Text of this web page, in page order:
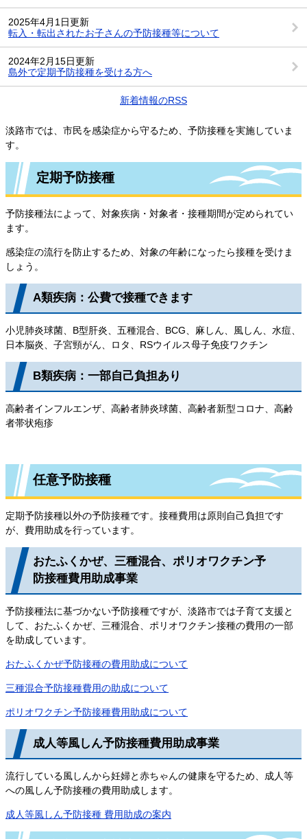
2025年4月1日更新
転入・転出されたお子さんの予防接種等について
2024年2月15日更新
島外で定期予防接種を受ける方へ
新着情報のRSS
淡路市では、市民を感染症から守るため、予防接種を実施していま
す。
定期予防接種
予防接種法によって、対象疾病・対象者・接種期間が定められてい
ます。
感染症の流行を防止するため、対象の年齢になったら接種を受けま
しょう。
A類疾病：公費で接種できます
小児肺炎球菌、B型肝炎、五種混合、BCG、麻しん、風しん、水痘、
日本脳炎、子宮頸がん、ロタ、RSウイルス母子免疫ワクチン
B類疾病：一部自己負担あり
高齢者インフルエンザ、高齢者肺炎球菌、高齢者新型コロナ、高齢
者帯状疱疹
任意予防接種
定期予防接種以外の予防接種です。接種費用は原則自己負担です
が、費用助成を行っています。
おたふくかぜ、三種混合、ポリオワクチン予
防接種費用助成事業
予防接種法に基づかない予防接種ですが、淡路市では子育て支援と
して、おたふくかぜ、三種混合、ポリオワクチン接種の費用の一部
を助成しています。
おたふくかぜ予防接種の費用助成について
三種混合予防接種費用の助成について
ポリオワクチン予防接種費用助成について
成人等風しん予防接種費用助成事業
流行している風しんから妊婦と赤ちゃんの健康を守るため、成人等
への風しん予防接種の費用助成します。
成人等風しん予防接種 費用助成の案内